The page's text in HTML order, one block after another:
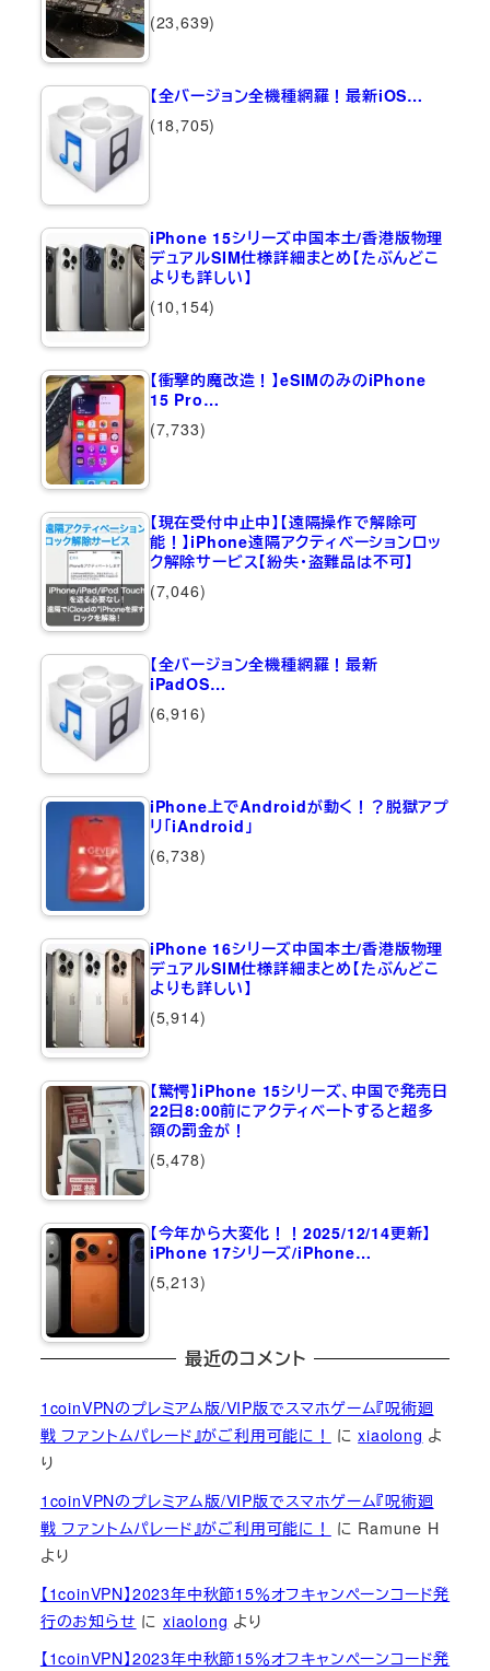
(23,639)
【全バージョン全機種網羅！最新iOS…
(18,705)
iPhone 15シリーズ中国本土/香港版物理
デュアルSIM仕様詳細まとめ【たぶんどこ
よりも詳しい】
(10,154)
【衝撃的魔改造！】eSIMのみのiPhone
15 Pro…
(7,733)
【現在受付中止中】【遠隔操作で解除可
能！】iPhone遠隔アクティベーションロッ
ク解除サービス【紛失・盗難品は不可】
(7,046)
【全バージョン全機種網羅！最新
iPadOS…
(6,916)
iPhone上でAndroidが動く！？脱獄アプ
リ「iAndroid」
(6,738)
iPhone 16シリーズ中国本土/香港版物理
デュアルSIM仕様詳細まとめ【たぶんどこ
よりも詳しい】
(5,914)
【驚愕】iPhone 15シリーズ、中国で発売日
22日8:00前にアクティベートすると超多
額の罰金が！
(5,478)
【今年から大変化！！2025/12/14更新】
iPhone 17シリーズ/iPhone…
(5,213)
最近のコメント
1coinVPNのプレミアム版/VIP版でスマホゲーム『呪術廻
戦 ファントムパレード』がご利用可能に！
にxiaolong よ
り
1coinVPNのプレミアム版/VIP版でスマホゲーム『呪術廻
戦 ファントムパレード』がご利用可能に！
に Ramune H
より
【1coinVPN】2023年中秋節15％オフキャンペーンコード発
行のお知らせ にxiaolong より
【1coinVPN】2023年中秋節15％オフキャンペーンコード発